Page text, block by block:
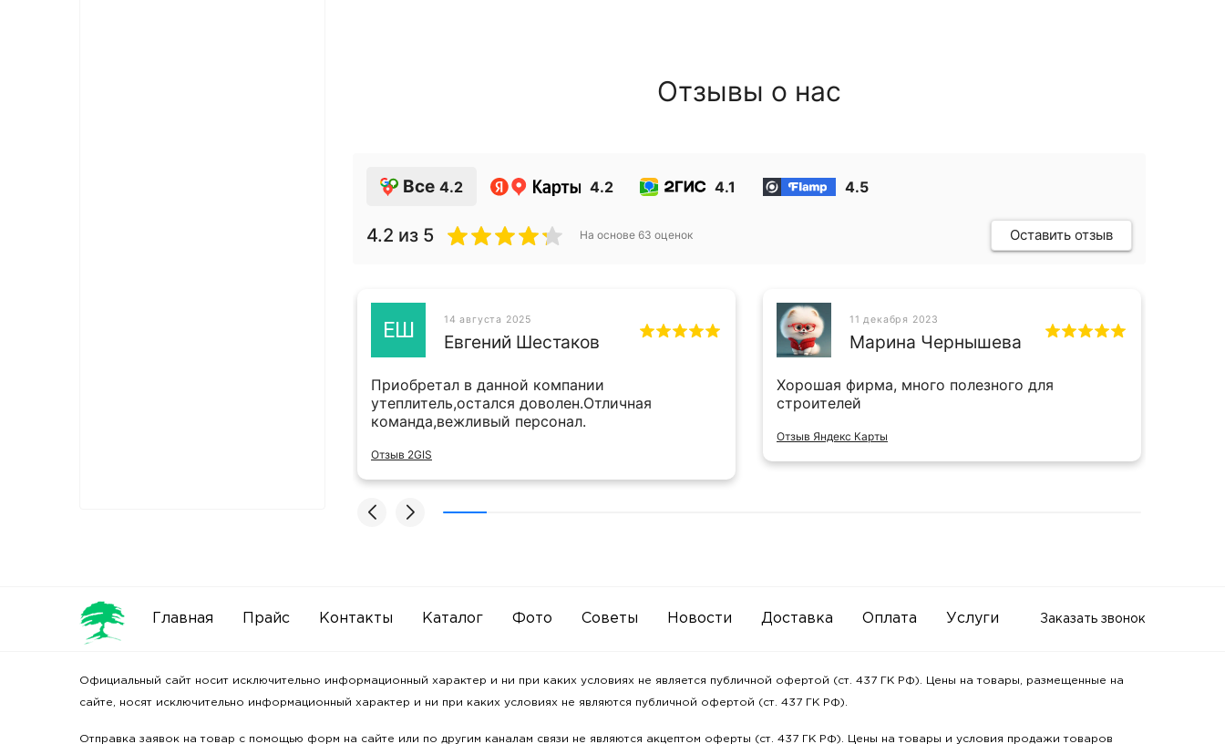
Отзывы о нас
Все 4.2 4.2 4.1 4.5
4.2 из 5 На основе 63 оценок Оставить отзыв
ЕШ 14 августа 2025
Евгений Шестаков
Приобретал в данной компании
утеплитель,остался доволен.Отличная
команда,вежливый персонал.
Отзыв 2GIS
11 декабря 2023
Марина Чернышева
Хорошая фирма, много полезного для
строителей
Отзыв Яндекс Карты
Главная Прайс Контакты Каталог Фото Советы Новости Доставка Оплата Услуги Заказать звонок
Официальный сайт носит исключительно информационный характер и ни при каких условиях не является публичной офертой (ст. 437 ГК РФ). Цены на товары, размещенные на
сайте, носят исключительно информационный характер и ни при каких условиях не являются публичной офертой (ст. 437 ГК РФ).
Отправка заявок на товар с помощью форм на сайте или по другим каналам связи не являются акцептом оферты (ст. 437 ГК РФ). Цены на товары и условия продажи товаров